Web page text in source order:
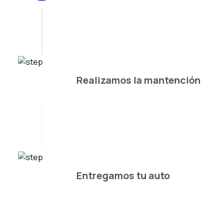
Realizamos la mantención
Entregamos tu auto